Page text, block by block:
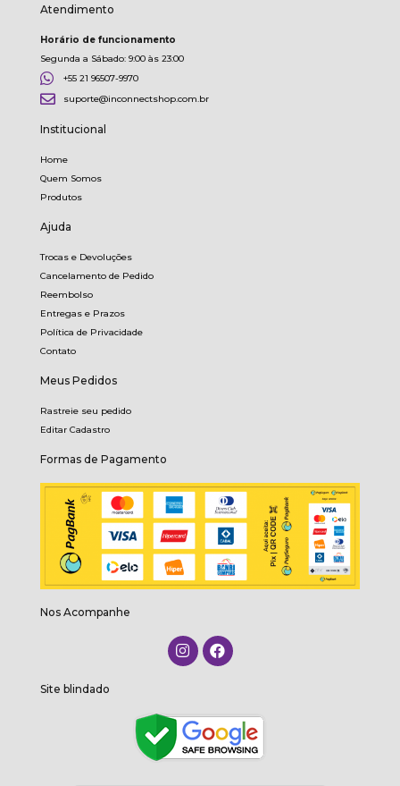
Atendimento
Horário de funcionamento
Segunda a Sábado: 9:00 às 23:00
+55 21 96507-9970
suporte@inconnectshop.com.br
Institucional
Home
Quem Somos
Produtos
Ajuda
Trocas e Devoluções
Cancelamento de Pedido
Reembolso
Entregas e Prazos
Política de Privacidade
Contato
Meus Pedidos
Rastreie seu pedido
Editar Cadastro
Formas de Pagamento
Nos Acompanhe
Site blindado